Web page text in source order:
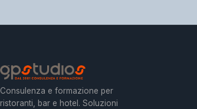
Consulenza e formazione per
ristoranti, bar e hotel. Soluzioni